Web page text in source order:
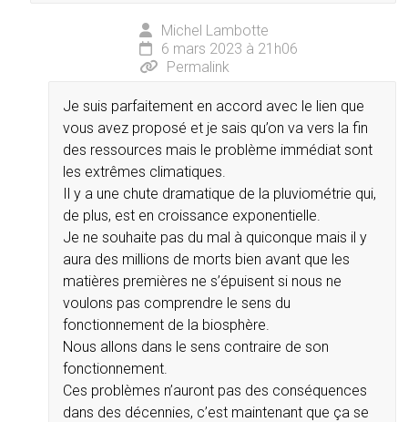
Michel Lambotte
6 mars 2023 à 21h06
Permalink
Je suis parfaitement en accord avec le lien que
vous avez proposé et je sais qu’on va vers la fin
des ressources mais le problème immédiat sont
les extrêmes climatiques.
Il y a une chute dramatique de la pluviométrie qui,
de plus, est en croissance exponentielle.
Je ne souhaite pas du mal à quiconque mais il y
aura des millions de morts bien avant que les
matières premières ne s’épuisent si nous ne
voulons pas comprendre le sens du
fonctionnement de la biosphère.
Nous allons dans le sens contraire de son
fonctionnement.
Ces problèmes n’auront pas des conséquences
dans des décennies, c’est maintenant que ça se